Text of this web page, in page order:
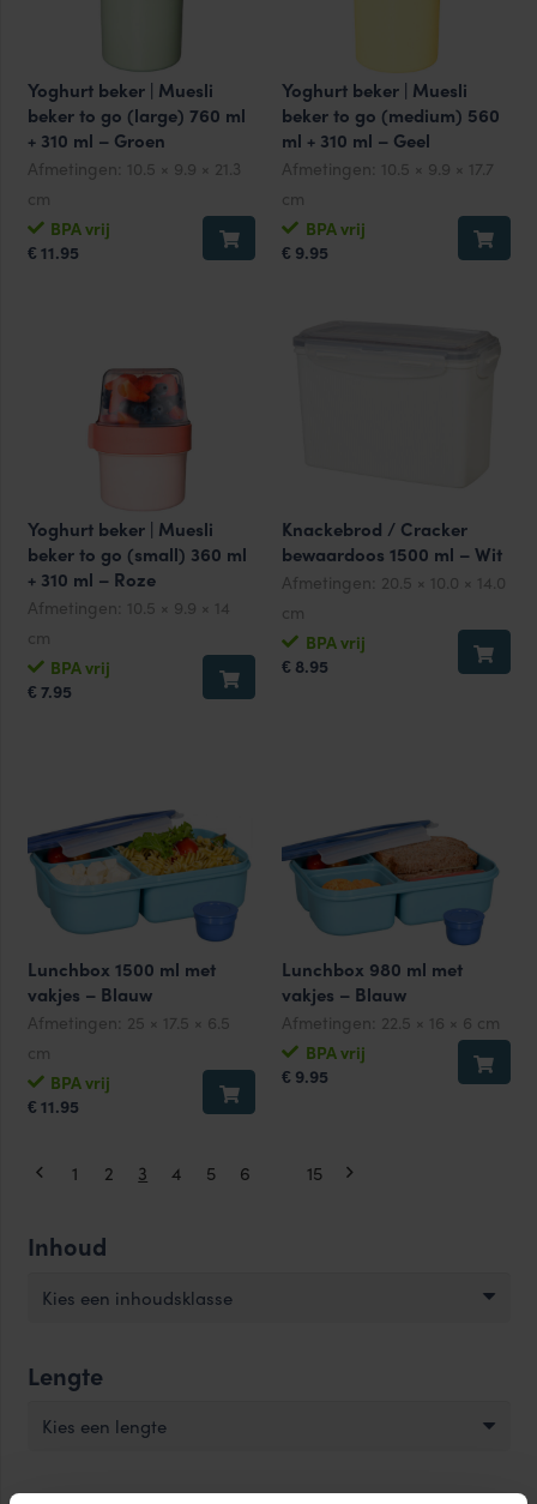
Inhoud
Kies een inhoudsklasse
Lengte
Kies een lengte
Yoghurt beker | Muesli
beker to go (large) 760 ml
+ 310 ml – Groen
Afmetingen:
10.5 × 9.9 × 21.3
cm
BPA vrij
€ 11.95
Yoghurt beker | Muesli
beker to go (medium) 560
ml + 310 ml – Geel
Afmetingen:
10.5 × 9.9 × 17.7
cm
BPA vrij
€ 9.95
Yoghurt beker | Muesli
beker to go (small) 360 ml
+ 310 ml – Roze
Afmetingen:
10.5 × 9.9 × 14
cm
BPA vrij
€ 7.95
Knackebrod / Cracker
bewaardoos 1500 ml – Wit
Afmetingen: 20.5 × 10.0 × 14.0
cm
BPA vrij
€ 8.95
Lunchbox 1500 ml met
vakjes – Blauw
Afmetingen: 25 × 17.5 × 6.5
cm
BPA vrij
€ 11.95
Lunchbox 980 ml met
vakjes – Blauw
Afmetingen: 22.5 × 16 × 6 cm
BPA vrij
€ 9.95
1 2 3 4 5 6 15